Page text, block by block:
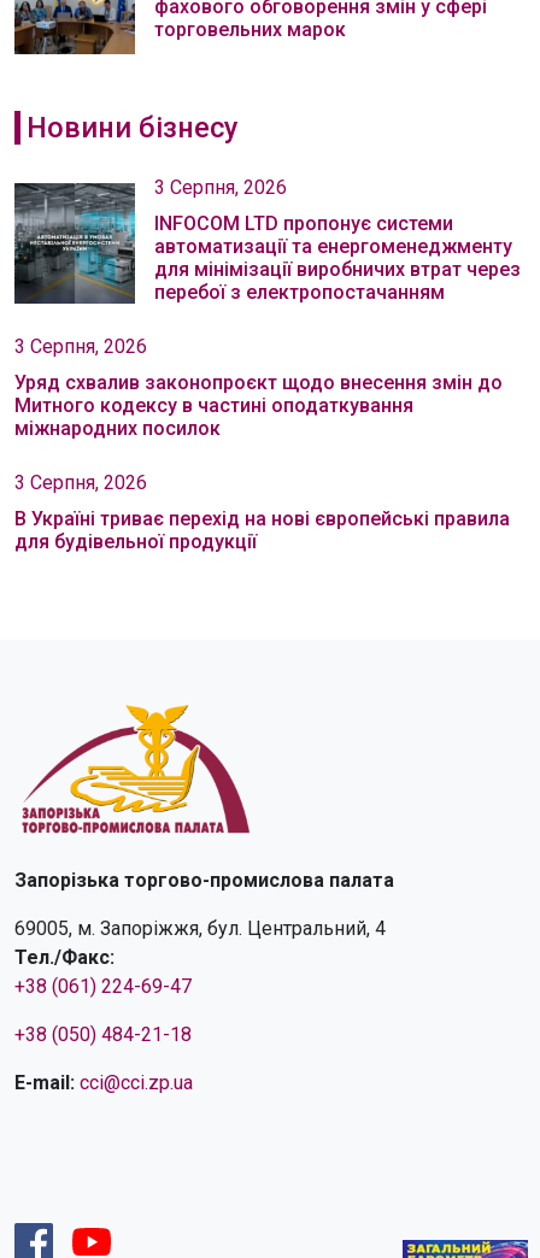
фахового обговорення змін у сфері
торговельних марок
Новини бізнесу
3 Серпня, 2026
INFOCOM LTD пропонує системи
автоматизації та енергоменеджменту
для мінімізації виробничих втрат через
перебої з електропостачанням
3 Серпня, 2026
Уряд схвалив законопроєкт щодо внесення змін до
Митного кодексу в частині оподаткування
міжнародних посилок
3 Серпня, 2026
В Україні триває перехід на нові європейські правила
для будівельної продукції
Запорізька торгово-промислова палата
69005, м. Запоріжжя, бул. Центральний, 4
Тел./Факс:
+38 (061) 224-69-47
+38 (050) 484-21-18
E-mail: cci@cci.zp.ua